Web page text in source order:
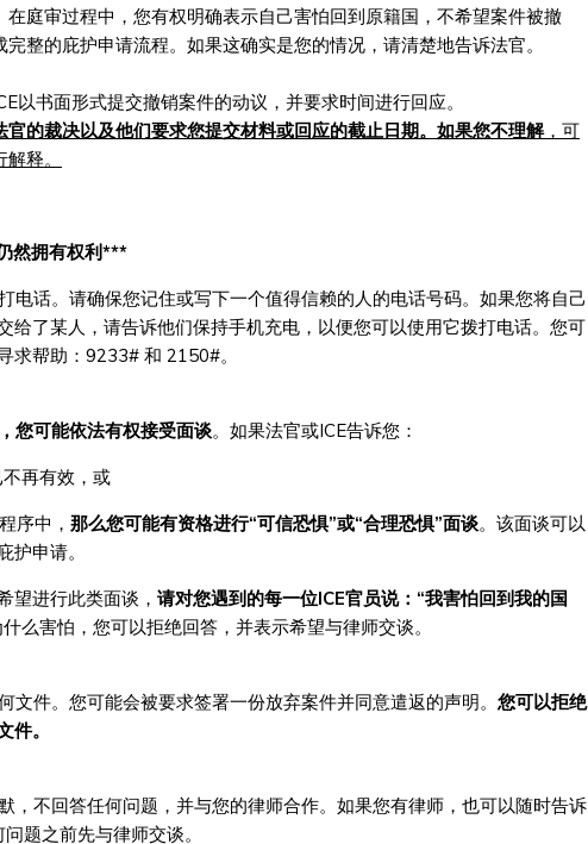
在庭审过程中，您有权明确表示自己害怕回到原籍国，不希望案件被撤
整的庇护申请流程。如果这确实是您的情况，请清楚地告诉法官。
以书面形式提交撤销案件的动议，并要求时间进行回应。
官的裁决以及他们要求您提交材料或回应的截止日期。如果您不理解，可
释。
然拥有权利***
电话。请确保您记住或写下一个值得信赖的人的电话号码。如果您将自己
给了某人，请告诉他们保持手机充电，以便您可以使用它拨打电话。您可
求帮助：9233# 和 2150#。
您可能依法有权接受面谈。如果法官或ICE告诉您：
再有效，或
序中， 那么您可能有资格进行“可信恐惧”或“合理恐惧”面谈。该面谈可以
护申请。
望进行此类面谈， 请对您遇到的每一位ICE官员说： “我害怕回到我的国
么害怕，您可以拒绝回答，并表示希望与律师交谈。
文件。您可能会被要求签署一份放弃案件并同意遣返的声明。 您可以拒绝
件。
，不回答任何问题，并与您的律师合作。如果您有律师，也可以随时告诉
题之前先与律师交谈。